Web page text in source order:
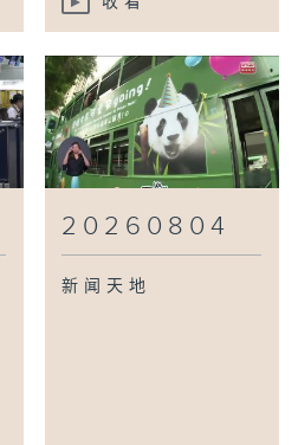
20260804
新闻天地